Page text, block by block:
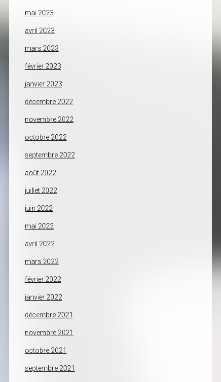
mai 2023
avril 2023
mars 2023
février 2023
janvier 2023
décembre 2022
novembre 2022
octobre 2022
septembre 2022
août 2022
juillet 2022
juin 2022
mai 2022
avril 2022
mars 2022
février 2022
janvier 2022
décembre 2021
novembre 2021
octobre 2021
septembre 2021